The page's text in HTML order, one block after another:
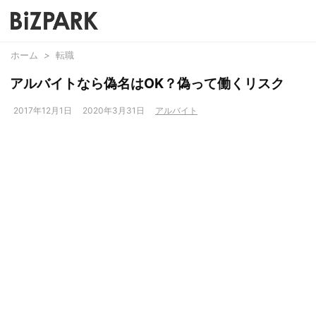
ホーム > 転職
アルバイトなら偽名はOK？偽って働くリスク
2017年12月1日 2020年3月31日 アルバイト